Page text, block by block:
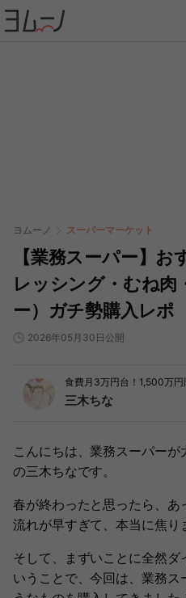
ヨムーノ スーパーマーケット
【業務スーパー】
レッシング・むね肉
ー）ガチ勢購入レポ
2026年05月30日公開
食費月3万円台！1,500万
三木ちな
こんにちは、業務スーパー
の三木ちなです。
春が終わったと思ったら、
流れが早すぎて、本当に焦り
そして、まずいことに全然ダ
いうことで、今回は、業務